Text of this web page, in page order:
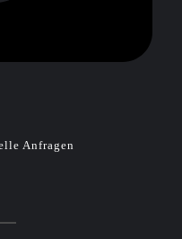
Anfragen